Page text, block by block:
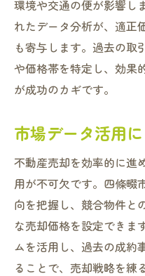
環境や交通の便が影響し
れたデータ分析が、適正
も寄与します。過去の取
や価格帯を特定し、効果
が成功のカギです。
市場データ活用
不動産売却を効率的に進
用が不可欠です。四條畷
向を把握し、競合物件と
な売却価格を設定できま
ムを活用し、過去の成約
ることで、売却戦略を練